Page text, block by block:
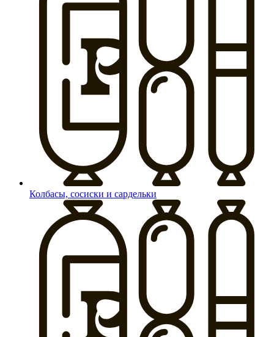
Колбасы, сосиски и сардельки